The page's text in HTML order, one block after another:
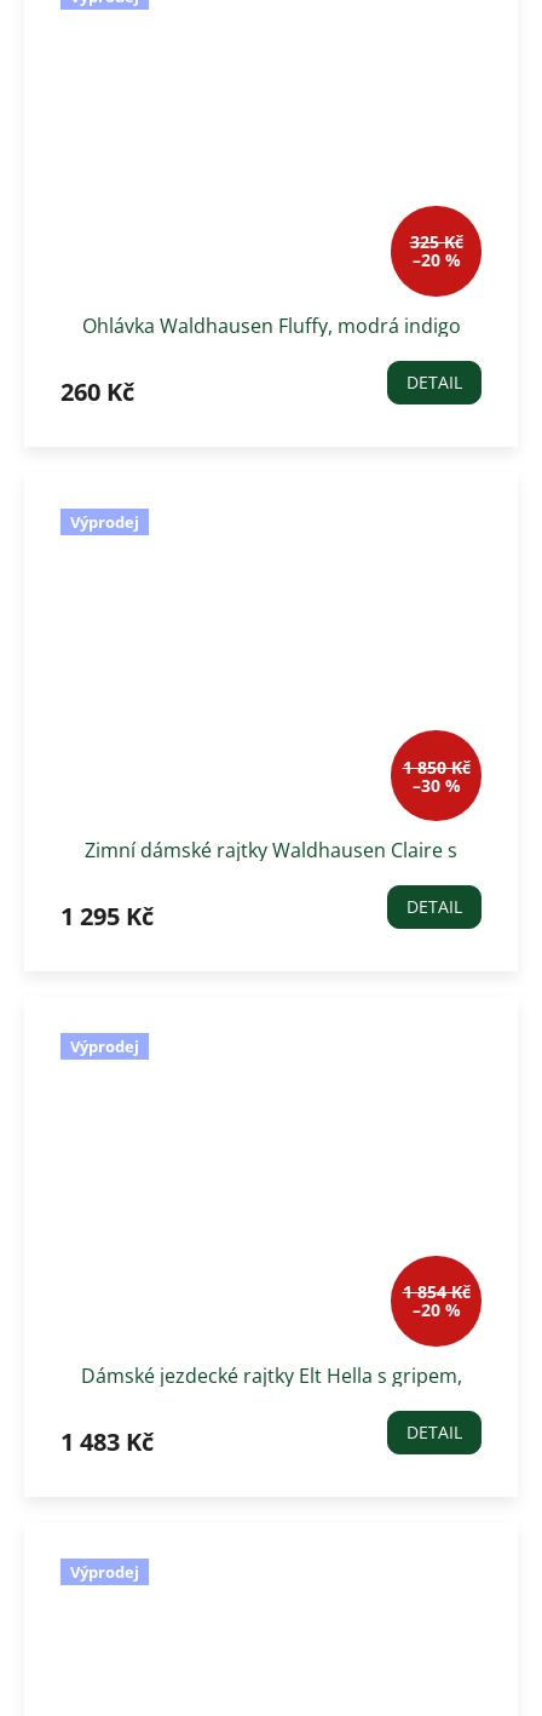
325 Kč
–20 %
Ohlávka Waldhausen Fluffy, modrá indigo
260 Kč DETAIL
Výprodej
1 850 Kč
–30 %
Zimní dámské rajtky Waldhausen Claire s
1 295 Kč DETAIL
Výprodej
1 854 Kč
–20 %
Dámské jezdecké rajtky Elt Hella s gripem,
1 483 Kč DETAIL
Výprodej